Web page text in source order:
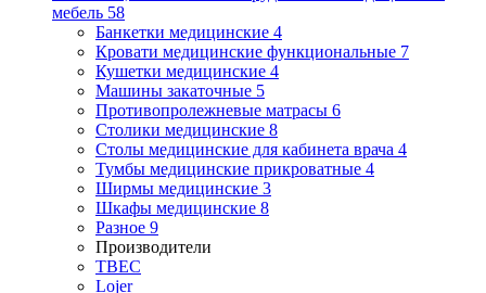
мебель 58
Банкетки медицинские 4
Кровати медицинские функциональные 7
Кушетки медицинские 4
Машины закаточные 5
Противопролежневые матрасы 6
Столики медицинские 8
Столы медицинские для кабинета врача 4
Тумбы медицинские прикроватные 4
Ширмы медицинские 3
Шкафы медицинские 8
Разное 9
Производители
ТВЕС
Lojer